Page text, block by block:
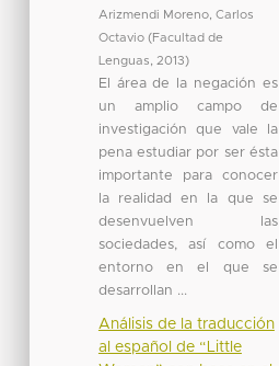
Arizmendi Moreno, Carlos
Octavio (Facultad de
Lenguas
2013)
El área de la negación es
un amplio campo de
investigación que vale la
pena estudiar por ser ésta
importante para conocer
la realidad en la que se
desenvuelven las
sociedades, así como el
entorno en el que se
desarrollan ...
Análisis de la traducción
al español de “Little